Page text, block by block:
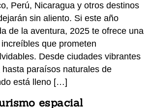
Perú, Nicaragua y otros destinos
sin aliento. Si este año
de la aventura, 2025 te ofrece una
que prometen
Desde ciudades vibrantes
hasta paraísos naturales de
está lleno […]
espacial